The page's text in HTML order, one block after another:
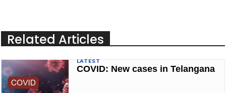
Related Articles
LATEST
COVID: New cases in Telangana